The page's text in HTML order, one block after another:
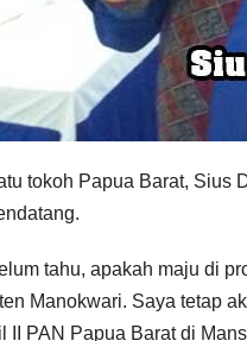
tokoh Papua Barat, Sius
tahu, apakah maju di
Manokwari. Saya tetap
II PAN Papua Barat di